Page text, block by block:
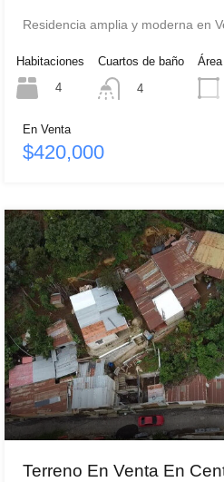
Residencia amplia y moderna en
Habitaciones
4
Cuartos de baño
4
Área
En Venta
$420,000
Terreno En Venta En